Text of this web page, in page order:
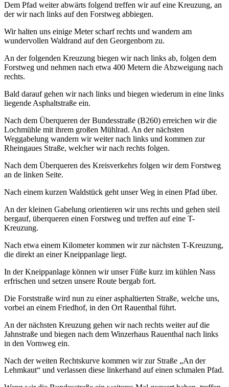
Dem Pfad weiter abwärts folgend treffen wir auf eine Kreuzung, an
der wir nach links auf den Forstweg abbiegen.
Wir halten uns einige Meter scharf rechts und wandern am
wundervollen Waldrand auf den Georgenborn zu.
An der folgenden Kreuzung biegen wir nach links ab, folgen dem
Forstweg und nehmen nach etwa 400 Metern die Abzweigung nach
rechts.
Bald darauf gehen wir nach links und biegen wiederum in eine links
liegende Asphaltstraße ein.
Nach dem Überqueren der Bundesstraße (B260) erreichen wir die
Lochmühle mit ihrem großen Mühlrad. An der nächsten
Weggabelung wandern wir weiter nach links und kommen zur
Rheingaues Straße, welcher wir nach rechts folgen.
Nach dem Überqueren des Kreisverkehrs folgen wir dem Forstweg
an de linken Seite.
Nach einem kurzen Waldstück geht unser Weg in einen Pfad über.
An der kleinen Gabelung orientieren wir uns rechts und gehen steil
bergauf, überqueren einen Forstweg und treffen auf eine T-
Kreuzung.
Nach etwa einem Kilometer kommen wir zur nächsten T-Kreuzung,
die direkt an einer Kneippanlage liegt.
In der Kneippanlage können wir unser Füße kurz im kühlen Nass
erfrischen und setzen unsere Route bergab fort.
Die Forststraße wird nun zu einer asphaltierten Straße, welche uns,
vorbei an einem Friedhof, in den Ort Rauenthal führt.
An der nächsten Kreuzung gehen wir nach rechts weiter auf die
Jahnstraße und biegen nach dem Winzerhaus Rauenthal nach links
in den Vornweg ein.
Nach der weiten Rechtskurve kommen wir zur Straße „An der
Lehmkaut“ und verlassen diese linkerhand auf einen schmalen Pfad.